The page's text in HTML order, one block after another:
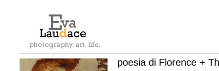
poesia di Florence +